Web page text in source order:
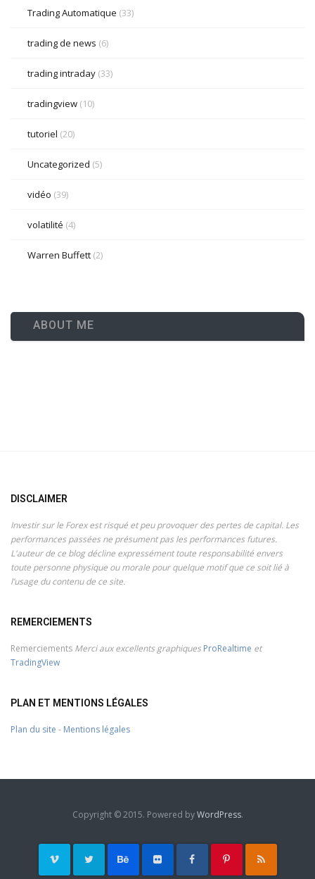
Trading Automatique (33)
trading de news (6)
trading intraday (33)
tradingview (10)
tutoriel (20)
Uncategorized (5)
vidéo (39)
volatilité (4)
Warren Buffett (2)
ABOUT ME
DISCLAIMER
Investir sur le Forex est risqué et peu provoquer des pertes de capital. Les
performances passées ne présument pas les performances futures.
L'auteur de ce blog décline expressément toute responsabilité envers
toute personne physique ou morale pour quelque motif que ce soit lié à
l’usage du contenu de ce site.
REMERCIEMENTS
Remerciements Merci aux excellents graphiques ProRealtime et
TradingView
PLAN ET MENTIONS LÉGALES
Plan du site - Mentions légales
Copyright © 2015. Powered byWordPress.